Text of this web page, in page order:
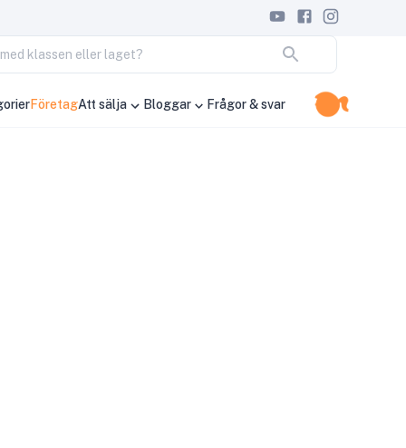
klassen eller laget?
FöretagAtt sälja Bloggar Frågor & svar